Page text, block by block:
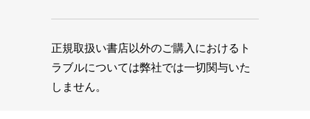
正規取扱い書店以外のご購入におけるト
ラブルについては弊社では一切関与いた
しません。